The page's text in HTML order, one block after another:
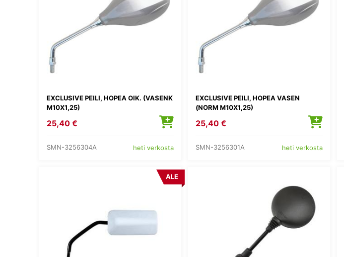
EXCLUSIVE PEILI, HOPEA OIK. (VASENK
M10X1,25)
25,40 €
SMN-3256304A heti verkosta
EXCLUSIVE PEILI, HOPEA VASEN
(NORM M10X1,25)
25,40 €
SMN-3256301A heti verkosta
ALE